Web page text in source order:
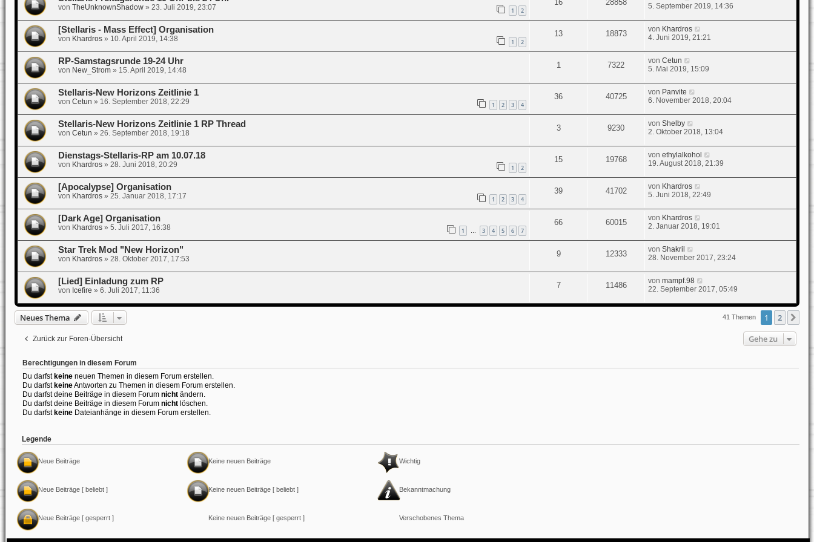
von TheUnknownShadow» 23. Juli 2019, 23:07 1 2
16 28858
5. September 2019, 14:36
[Stellaris - Mass Effect] Organisation
von Khardros» 10. April 2019, 14:38 1 2
13 18873 von Khardros
4. Juni 2019, 21:21
RP-Samstagsrunde 19-24 Uhr
von New_Strom» 15. April 2019, 14:48
1 7322 vonCetun
5. Mai 2019, 15:09
Stellaris-New Horizons Zeitlinie 1
von Cetun » 16. September 2018, 22:29 1 2 3 4
36 40725 von Panvite
6. November 2018, 20:04
Stellaris-New Horizons Zeitlinie 1 RP Thread
von Cetun » 26. September 2018, 19:18
3 9230 vonShelby
2. Oktober 2018, 13:04
Dienstags-Stellaris-RP am 10.07.18
von Khardros» 28. Juni 2018, 20:29 1 2
15 19768 vonethylalkohol
19. August 2018, 21:39
[Apocalypse] Organisation
von Khardros» 25. Januar 2018, 17:17 1 2 3 4
39 41702 von Khardros
5. Juni 2018, 22:49
[Dark Age] Organisation
von Khardros» 5. Juli 2017, 16:38 1 … 3 4 5 6 7
66 60015 von Khardros
2. Januar 2018, 19:01
Star Trek Mod "New Horizon"
von Khardros» 28. Oktober 2017, 17:53
9 12333 vonShakril
28. November 2017, 23:24
[Lied] Einladung zum RP
von Icefire » 6. Juli 2017, 11:36
7 11486 vonmampf.98
22. September 2017, 05:49
Neues Thema 41 Themen 1 2
Zurück zur Foren-Übersicht Gehe zu
Berechtigungen in diesem Forum
Du darfst keineneuen Themen in diesem Forum erstellen.
Du darfst keineAntworten zu Themen in diesem Forum erstellen.
Du darfst deine Beiträge in diesem Forum nichtändern.
Du darfst deine Beiträge in diesem Forum nichtlöschen.
Du darfst keineDateianhänge in diesem Forum erstellen.
Legende
Neue Beiträge
Neue Beiträge [ beliebt ]
Neue Beiträge [ gesperrt ]
Keine neuen Beiträge
Keine neuen Beiträge [ beliebt ]
Keine neuen Beiträge [ gesperrt ]
Wichtig
Bekanntmachung
Verschobenes Thema